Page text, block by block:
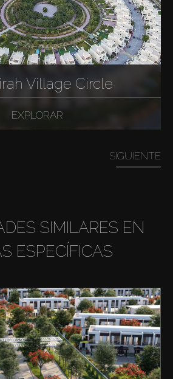
Village Circle
EXPLORAR
SIGUIENTE
SIMILARES EN
ESPECÍFICAS